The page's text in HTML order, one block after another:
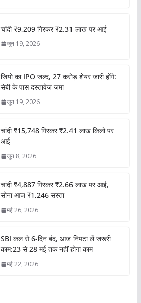
चांदी ₹9,209 गिरकर ₹2.31 लाख पर आई
जून 19, 2026
जियो का IPO जल्द, 27 करोड़ शेयर जारी होंगे:
सेबी के पास दस्तावेज जमा
जून 19, 2026
चांदी ₹15,748 गिरकर ₹2.41 लाख किलो पर
आई
जून 8, 2026
चांदी ₹4,887 गिरकर ₹2.66 लाख पर आई,
सोना आज ₹1,246 सस्ता
मई 26, 2026
SBI कल से 6-दिन बंद, आज निपटा लें जरूरी
काम:23 से 28 मई तक नहीं होगा काम
मई 22, 2026